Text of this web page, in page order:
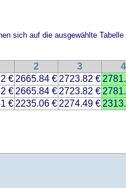
sich auf die ausgewählte
2 3 4
€ 2665.84 € 2723.82 €
€ 2665.84 € 2723.82 €
€ 2235.06 € 2274.49 €